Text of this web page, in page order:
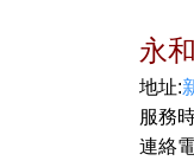
永
地址:
服務
連絡